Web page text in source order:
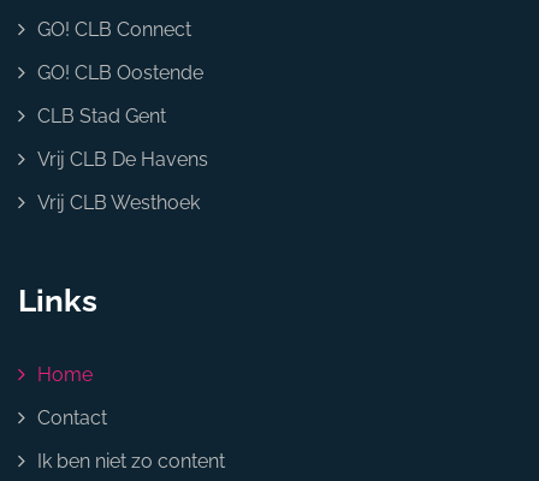
GO! CLB Connect
GO! CLB Oostende
CLB Stad Gent
Vrij CLB De Havens
Vrij CLB Westhoek
Links
Home
Contact
Ik ben niet zo content